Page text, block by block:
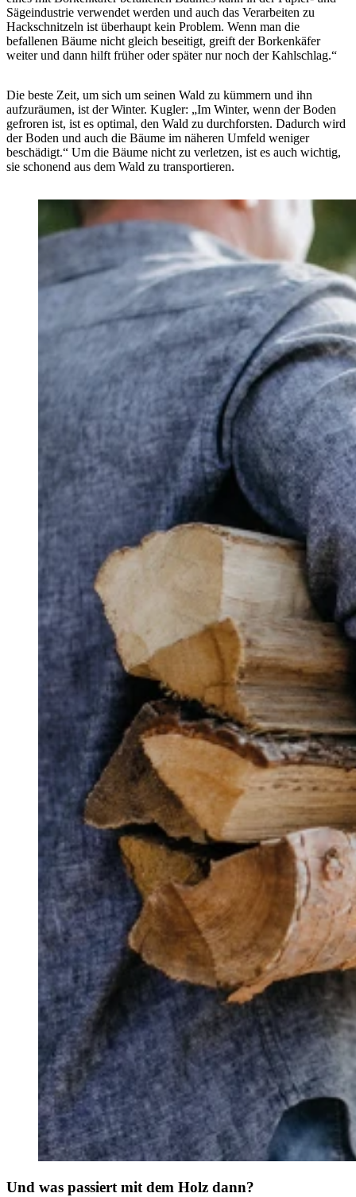
Sägeindustrie verwendet werden und auch das Verarbeiten zu
Hackschnitzeln ist überhaupt kein Problem. Wenn man die
befallenen Bäume nicht gleich beseitigt, greift der Borkenkäfer
weiter und dann hilft früher oder später nur noch der Kahlschlag.“
Die beste Zeit, um sich um seinen Wald zu kümmern und ihn
aufzuräumen, ist der Winter. Kugler: „Im Winter, wenn der Boden
gefroren ist, ist es optimal, den Wald zu durchforsten. Dadurch wird
der Boden und auch die Bäume im näheren Umfeld weniger
beschädigt.“ Um die Bäume nicht zu verletzen, ist es auch wichtig,
sie schonend aus dem Wald zu transportieren.
Und was passiert mit dem Holz dann?